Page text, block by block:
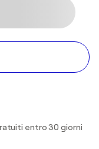
entro 30 giorni